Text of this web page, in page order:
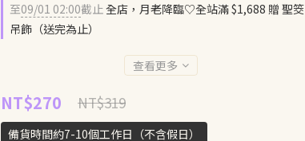
至09/01 02:00截止全店，月老降臨♡全站滿 $1,688 贈 聖筊
吊飾（送完為止）
查看更多
NT$270 NT$319
備貨時間約7-10個工作日（不含假日）